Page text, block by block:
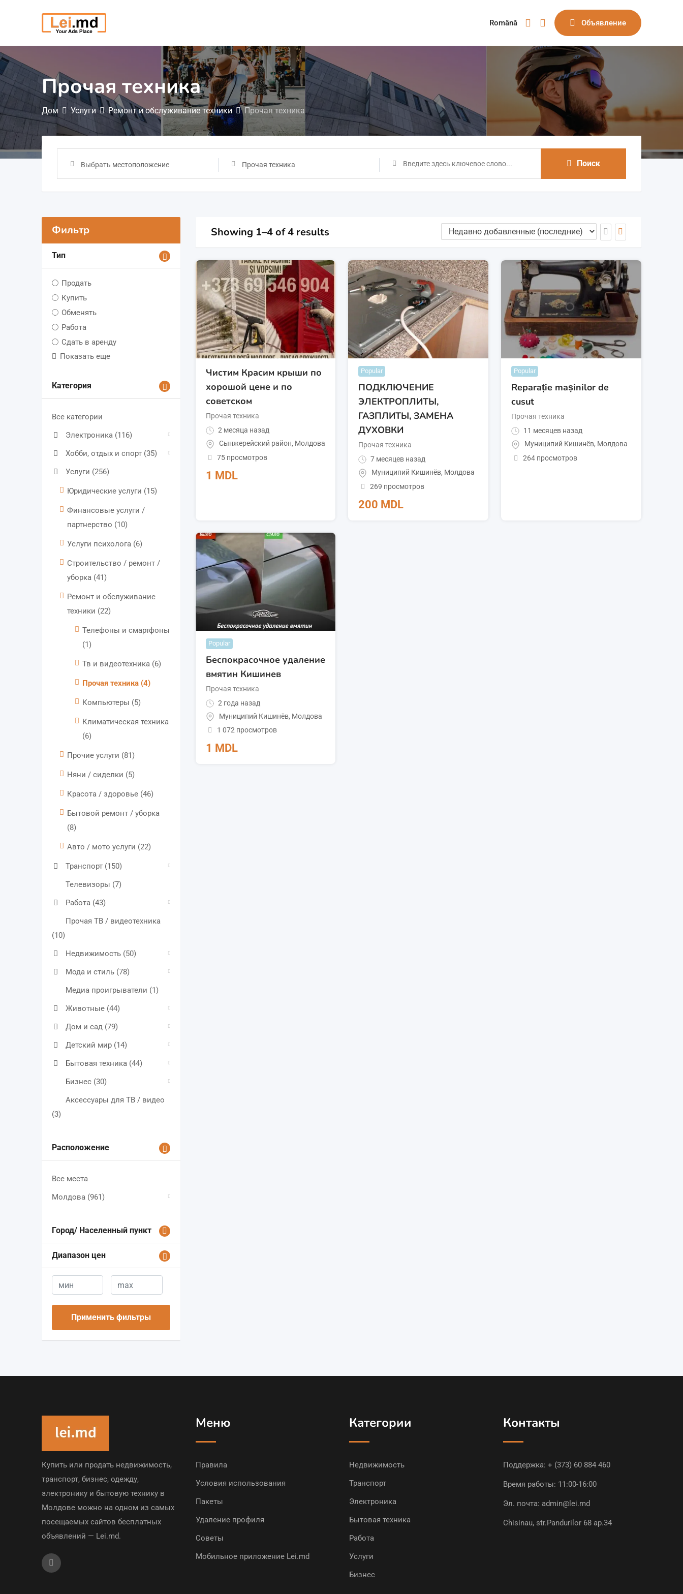
содержимому
Română Объявление
Прочая техника
Дом Услуги Ремонт и обслуживание техники Прочая техника
Выбрать местоположение Прочая техника Поиск
Фильтр
Тип
Продать
Купить
Обменять
Работа
Сдать в аренду
Показать еще
Категория
Все категории
Электроника (116)
Хобби, отдых и спорт (35)
Услуги (256)
Юридические услуги (15)
Финансовые услуги /
партнерство (10)
Услуги психолога (6)
Строительство / ремонт /
уборка (41)
Ремонт и обслуживание
техники (22)
Телефоны и смартфоны
(1)
Тв и видеотехника (6)
Прочая техника (4)
Компьютеры (5)
Климатическая техника
(6)
Прочие услуги (81)
Няни / сиделки (5)
Красота / здоровье (46)
Бытовой ремонт / уборка
(8)
Авто / мото услуги (22)
Транспорт (150)
Телевизоры (7)
Работа (43)
Прочая ТВ / видеотехника
(10)
Недвижимость (50)
Мода и стиль (78)
Медиа проигрыватели (1)
Животные (44)
Дом и сад (79)
Детский мир (14)
Бытовая техника (44)
Бизнес (30)
Аксессуары для ТВ / видео
(3)
Расположение
Все места
Молдова (961)
Город/ Населенный пункт
Диапазон цен
Применить фильтры
Showing 1–4 of 4 results
Чистим Красим крыши по
хорошой цене и по
советском
Прочая техника
2 месяца назад
Сынжерейский район, Молдова
75 просмотров
1 MDL
Popular
ПОДКЛЮЧЕНИЕ
ЭЛЕКТРОПЛИТЫ,
ГАЗПЛИТЫ, ЗАМЕНА
ДУХОВКИ
Прочая техника
7 месяцев назад
Муниципий Кишинёв, Молдова
269 просмотров
200 MDL
Popular
Reparație mașinilor de
cusut
Прочая техника
11 месяцев назад
Муниципий Кишинёв, Молдова
264 просмотров
Popular
Беспокрасочное удаление
вмятин Кишинев
Прочая техника
2 года назад
Муниципий Кишинёв, Молдова
1 072 просмотров
1 MDL
Купить или продать недвижимость,
транспорт, бизнес, одежду,
электронику и бытовую технику в
Молдове можно на одном из самых
посещаемых сайтов бесплатных
объявлений — Lei.md.
Меню
Правила
Условия использования
Пакеты
Удаление профиля
Советы
Мобильное приложение Lei.md
Категории
Недвижимость
Транспорт
Электроника
Бытовая техника
Работа
Услуги
Бизнес
Контакты
Поддержка: + (373) 60 884 460
Время работы: 11:00-16:00
Эл. почта: admin@lei.md
Chisinau, str.Pandurilor 68 ap.34